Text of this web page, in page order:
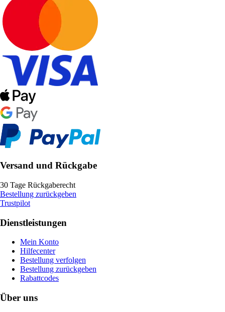
Versand und Rückgabe
30 Tage Rückgaberecht
Bestellung zurückgeben
Trustpilot
Dienstleistungen
Mein Konto
Hilfecenter
Bestellung verfolgen
Bestellung zurückgeben
Rabattcodes
Über uns